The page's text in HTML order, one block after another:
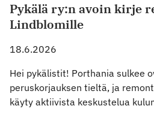
Pykälä ry:n avoin kirje
Lindblomille
18.6.2026
Hei pykälistit! Porthania sulkee
peruskorjauksen tieltä, ja
käyty aktiivista keskustelua